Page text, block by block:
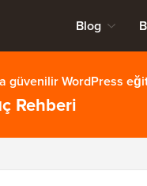
Blog
güvenilir WordPress
Rehberi